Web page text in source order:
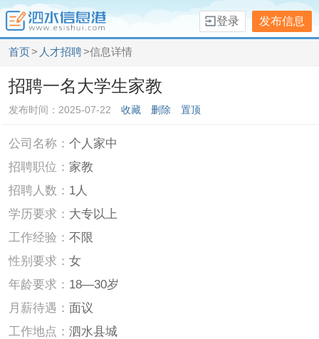
发布信息
登录
首页> 人才招聘>信息详情
招聘一名大学生家教
发布时间：2025-07-22 收藏 删除 置顶
公司名称：个人家中
招聘职位： 家教
招聘人数： 1人
学历要求： 大专以上
工作经验：不限
性别要求：女
年龄要求： 18—30岁
月薪待遇：面议
工作地点：泗水县城